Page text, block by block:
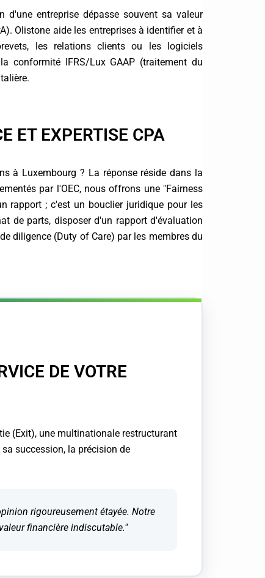
entreprise dépasse souvent sa valeur
Olistone aide les entreprises à identifier et à
les relations clients ou les logiciels
conformité IFRS/Lux GAAP (traitement du
ET EXPERTISE CPA
à Luxembourg ? La réponse réside dans la
par l'OEC, nous offrons une "Fairness
rapport ; c'est un bouclier juridique pour les
de parts, disposer d'un rapport d'évaluation
diligence (Duty of Care) par les membres du
DE VOTRE
(Exit), une multinationale restructurant
succession, la précision de
rigoureusement étayée. Notre
financière indiscutable."